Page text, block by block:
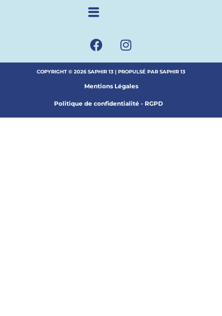
COPYRIGHT © 2026 SAPHIR 13 | PROPULSÉ PAR SAPHIR 13
Mentions Légales
Politique de confidentialité - RGPD